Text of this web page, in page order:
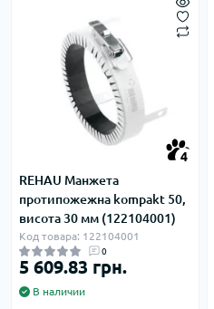
4
REHAU Манжета
протипожежна kompakt 50,
висота 30 мм (122104001)
Код товара: 122104001
0
5 609.83 грн.
В наличии